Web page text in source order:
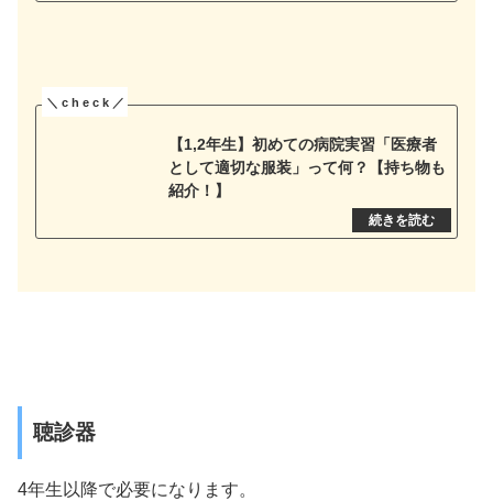
【1,2年生】初めての病院実習「医療者
として適切な服装」って何？【持ち物も
紹介！】
聴診器
4年生以降で必要になります。